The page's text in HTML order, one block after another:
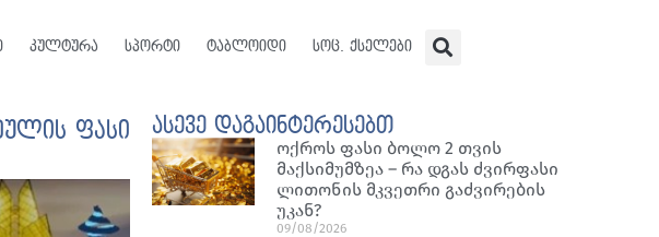
კულტურა სპორტი ტაბლოიდი სოც. ქსელები
ფასი
ასევე დაგაინტერესებთ
ოქროს ფასი ბოლო 2 თვის
მაქსიმუმზეა – რა დგას ძვირფასი
ლითონის მკვეთრი გაძვირების
უკან?
09/08/2026